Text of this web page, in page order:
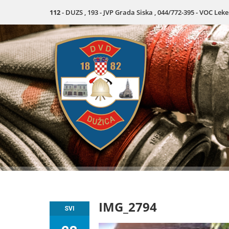
112- DUZS , 193 - JVP Grada Siska , 044/772-395 - VOC
SVI IMG_2794